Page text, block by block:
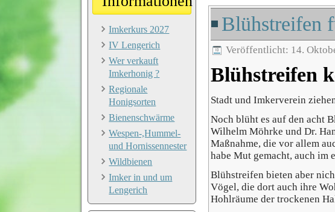
Imkerkurs 2027
IV Lengerich
Wer verkauft
Imkerhonig ?
Regionale
Honigsorten
Bienenschwärme
Wespen-,Hummel-
und Hornissennester
Wildbienen
Imker in und um
Lengerich
Blühstreifen
Veröffentlicht: 14.
Blühstreifen
Stadt und Imkerverein
Noch blüht es auf den acht
Wilhelm Möhrke und Dr.
Maßnahme, die vor allem
habe Mut gemacht, auch im
Blühstreifen bieten aber
Vögel, die dort auch ihre
Hohlräume der trockenen